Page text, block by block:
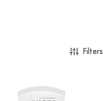
Filters